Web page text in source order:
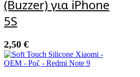
(Buzzer) για iPhone
5S
2,50 €